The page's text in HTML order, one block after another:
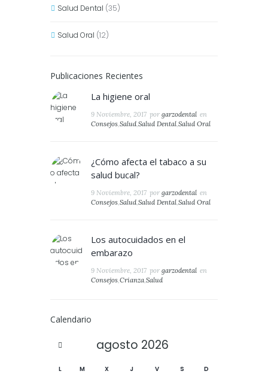
Salud Dental (35)
Salud Oral (12)
Publicaciones Recientes
La higiene oral
9 Noviembre, 2017 por garzodental en
Consejos, Salud, Salud Dental, Salud Oral
¿Cómo afecta el tabaco a su
salud bucal?
9 Noviembre, 2017 por garzodental en
Consejos, Salud, Salud Dental, Salud Oral
Los autocuidados en el
embarazo
9 Noviembre, 2017 por garzodental en
Consejos,Crianza,Salud
Calendario
agosto 2026
L M X J V S D